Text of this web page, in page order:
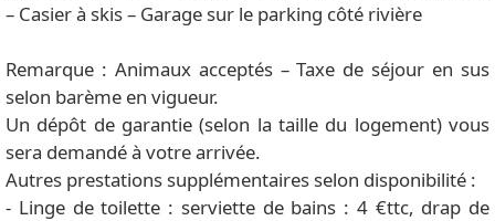
– Casier à skis – Garage sur le parking côté rivière
Remarque : Animaux acceptés – Taxe de séjour en sus
selon barème en vigueur.
Un dépôt de garantie (selon la taille du logement) vous
sera demandé à votre arrivée.
Autres prestations supplémentaires selon disponibilité :
- Linge de toilette : serviette de bains : 4 €ttc, drap de